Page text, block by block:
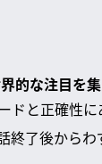
的な注目を
ドと正確性
了後から